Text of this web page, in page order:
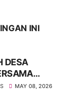
INI
DESA
KERJA
MAY 08, 2026